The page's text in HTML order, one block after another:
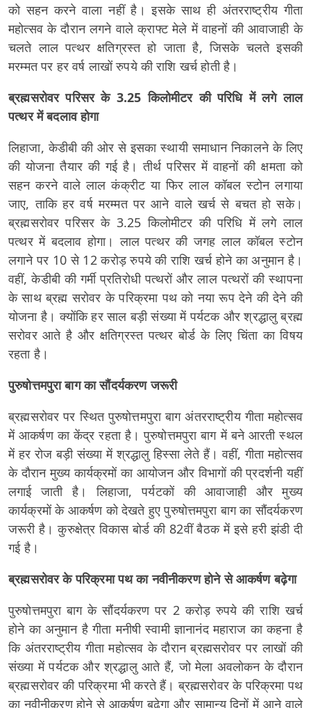
को सहन करने वाला नहीं है। इसके साथ ही अंतरराष्ट्रीय गीता
महोत्सव के दौरान लगने वाले क्राफ्ट मेले में वाहनों की आवाजाही के
चलते लाल पत्थर क्षतिग्रस्त हो जाता है, जिसके चलते इसकी
मरम्मत पर हर वर्ष लाखों रुपये की राशि खर्च होती है।
ब्रह्मसरोवर परिसर के 3.25 किलोमीटर की परिधि में लगे लाल
पत्थर में बदलाव होगा
लिहाजा, केडीबी की ओर से इसका स्थायी समाधान निकालने के लिए
की योजना तैयार की गई है। तीर्थ परिसर में वाहनों की क्षमता को
सहन करने वाले लाल कंक्रीट या फिर लाल कॉबल स्टोन लगाया
जाए, ताकि हर वर्ष मरम्मत पर आने वाले खर्च से बचत हो सके।
ब्रह्मसरोवर परिसर के 3.25 किलोमीटर की परिधि में लगे लाल
पत्थर में बदलाव होगा। लाल पत्थर की जगह लाल कॉबल स्टोन
लगाने पर 10 से 12 करोड़ रुपये की राशि खर्च होने का अनुमान है।
वहीं, केडीबी की गर्मी प्रतिरोधी पत्थरों और लाल पत्थरों की स्थापना
के साथ ब्रह्म सरोवर के परिक्रमा पथ को नया रूप देने की देने की
योजना है। क्योंकि हर साल बड़ी संख्या में पर्यटक और श्रद्धालु ब्रह्म
सरोवर आते है और क्षतिग्रस्त पत्थर बोर्ड के लिए चिंता का विषय
रहता है।
पुरुषोत्तमपुरा बाग का सौंदर्यकरण जरूरी
ब्रह्मसरोवर पर स्थित पुरुषोत्तमपुरा बाग अंतरराष्ट्रीय गीता महोत्सव
में आकर्षण का केंद्र रहता है। पुरुषोत्तमपुरा बाग में बने आरती स्थल
में हर रोज बड़ी संख्या में श्रद्धालु हिस्सा लेते हैं। वहीं, गीता महोत्सव
के दौरान मुख्य कार्यक्रमों का आयोजन और विभागों की प्रदर्शनी यहीं
लगाई जाती है। लिहाजा, पर्यटकों की आवाजाही और मुख्य
कार्यक्रमों के आकर्षण को देखते हुए पुरुषोत्तमपुरा बाग का सौंदर्यकरण
जरूरी है। कुरुक्षेत्र विकास बोर्ड की 82वीं बैठक में इसे हरी झंडी दी
गई है।
ब्रह्मसरोवर के परिक्रमा पथ का नवीनीकरण होने से आकर्षण बढ़ेगा
पुरुषोत्तमपुरा बाग के सौंदर्यकरण पर 2 करोड़ रुपये की राशि खर्च
होने का अनुमान है गीता मनीषी स्वामी ज्ञानानंद महाराज का कहना है
कि अंतरराष्ट्रीय गीता महोत्सव के दौरान ब्रह्मसरोवर पर लाखों की
संख्या में पर्यटक और श्रद्धालु आते हैं, जो मेला अवलोकन के दौरान
ब्रह्मसरोवर की परिक्रमा भी करते हैं। ब्रह्मसरोवर के परिक्रमा पथ
का नवीनीकरण होने से आकर्षण बढ़ेगा और सामान्य दिनों में आने वाले